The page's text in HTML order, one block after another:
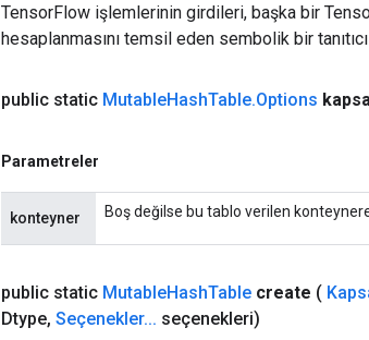
TensorFlow işlemlerinin girdileri, başka bir
hesaplanmasını temsil eden sembolik bir
public static MutableHashTable.Options
Parametreler
konteyner Boş değilse bu tablo verilen konteynere
public static MutableHashTable create (
Dtype, Seçenekler... seçenekleri)